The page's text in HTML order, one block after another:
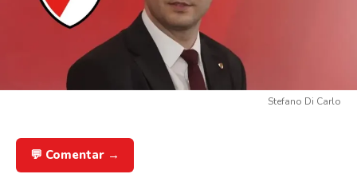
Stefano Di Carlo
💬 Comentar →